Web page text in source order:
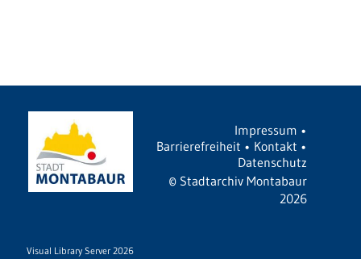
Impressum •
Barrierefreiheit • Kontakt •
Datenschutz
© Stadtarchiv Montabaur
2026
Visual Library Server 2026